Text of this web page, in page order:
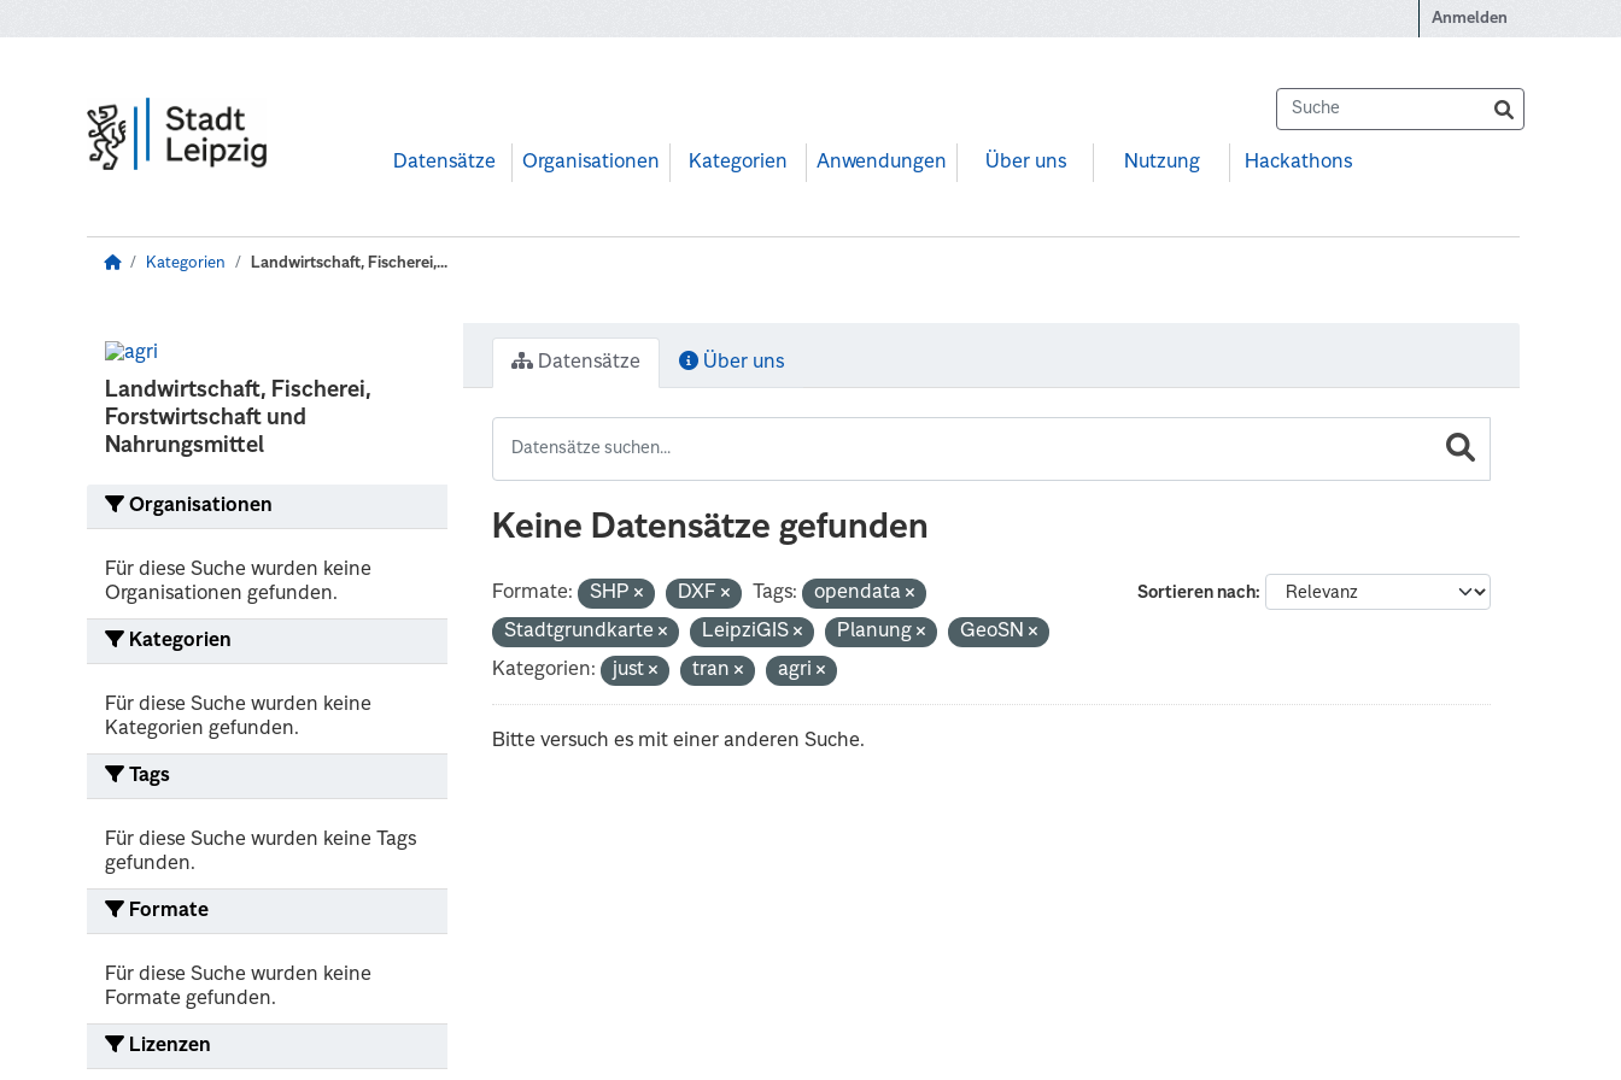
Anmelden
Datensätze Organisationen Kategorien Anwendungen Über uns Nutzung Hackathons
Kategorien Landwirtschaft, Fischerei,...
Landwirtschaft, Fischerei,
Forstwirtschaft und
Nahrungsmittel
Organisationen
Für diese Suche wurden keine
Organisationen gefunden.
Kategorien
Für diese Suche wurden keine
Kategorien gefunden.
Tags
Für diese Suche wurden keine Tags
gefunden.
Formate
Für diese Suche wurden keine
Formate gefunden.
Lizenzen
Datensätze Über uns
Keine Datensätze gefunden
Sortieren nach
Formate: SHP DXF Tags:
opendata
Stadtgrundkarte
LeipziGIS Planung
GeoSN
Kategorien:
just tran agri
Bitte versuch es mit einer anderen Suche.